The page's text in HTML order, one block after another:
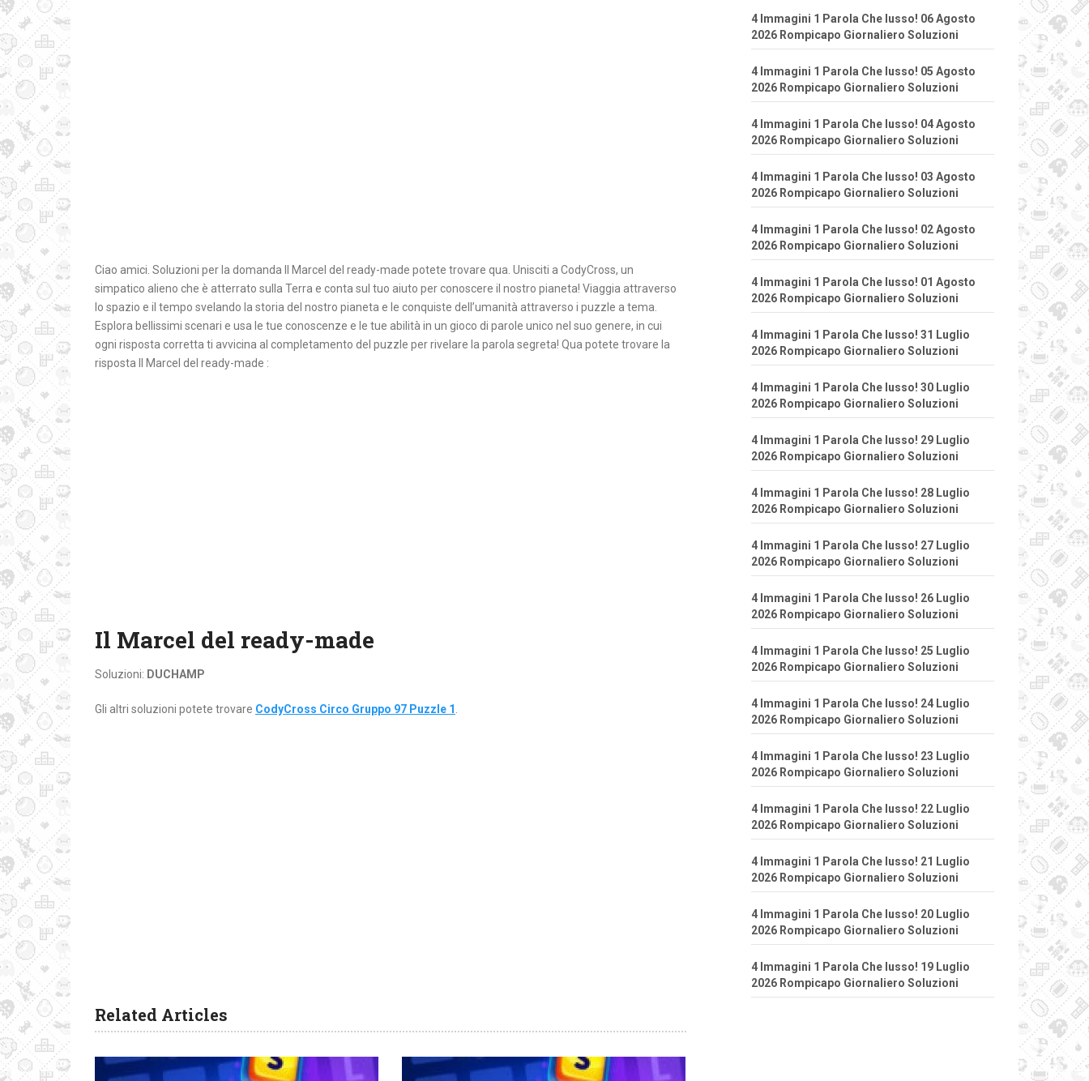
Ciao amici. Soluzioni per la domanda Il Marcel del ready-made potete trovare qua. Unisciti a CodyCross, un
simpatico alieno che è atterrato sulla Terra e conta sul tuo aiuto per conoscere il nostro pianeta! Viaggia attraverso
lo spazio e il tempo svelando la storia del nostro pianeta e le conquiste dell’umanità attraverso i puzzle a tema.
Esplora bellissimi scenari e usa le tue conoscenze e le tue abilità in un gioco di parole unico nel suo genere, in cui
ogni risposta corretta ti avvicina al completamento del puzzle per rivelare la parola segreta! Qua potete trovare la
risposta Il Marcel del ready-made :
Il Marcel del ready-made
Soluzioni: DUCHAMP
Gli altri soluzioni potete trovare CodyCross Circo Gruppo 97 Puzzle 1
Related Articles
4 Immagini 1 Parola Che lusso! 06 Agosto
2026 Rompicapo Giornaliero Soluzioni
4 Immagini 1 Parola Che lusso! 05 Agosto
2026 Rompicapo Giornaliero Soluzioni
4 Immagini 1 Parola Che lusso! 04 Agosto
2026 Rompicapo Giornaliero Soluzioni
4 Immagini 1 Parola Che lusso! 03 Agosto
2026 Rompicapo Giornaliero Soluzioni
4 Immagini 1 Parola Che lusso! 02 Agosto
2026 Rompicapo Giornaliero Soluzioni
4 Immagini 1 Parola Che lusso! 01 Agosto
2026 Rompicapo Giornaliero Soluzioni
4 Immagini 1 Parola Che lusso! 31 Luglio
2026 Rompicapo Giornaliero Soluzioni
4 Immagini 1 Parola Che lusso! 30 Luglio
2026 Rompicapo Giornaliero Soluzioni
4 Immagini 1 Parola Che lusso! 29 Luglio
2026 Rompicapo Giornaliero Soluzioni
4 Immagini 1 Parola Che lusso! 28 Luglio
2026 Rompicapo Giornaliero Soluzioni
4 Immagini 1 Parola Che lusso! 27 Luglio
2026 Rompicapo Giornaliero Soluzioni
4 Immagini 1 Parola Che lusso! 26 Luglio
2026 Rompicapo Giornaliero Soluzioni
4 Immagini 1 Parola Che lusso! 25 Luglio
2026 Rompicapo Giornaliero Soluzioni
4 Immagini 1 Parola Che lusso! 24 Luglio
2026 Rompicapo Giornaliero Soluzioni
4 Immagini 1 Parola Che lusso! 23 Luglio
2026 Rompicapo Giornaliero Soluzioni
4 Immagini 1 Parola Che lusso! 22 Luglio
2026 Rompicapo Giornaliero Soluzioni
4 Immagini 1 Parola Che lusso! 21 Luglio
2026 Rompicapo Giornaliero Soluzioni
4 Immagini 1 Parola Che lusso! 20 Luglio
2026 Rompicapo Giornaliero Soluzioni
4 Immagini 1 Parola Che lusso! 19 Luglio
2026 Rompicapo Giornaliero Soluzioni